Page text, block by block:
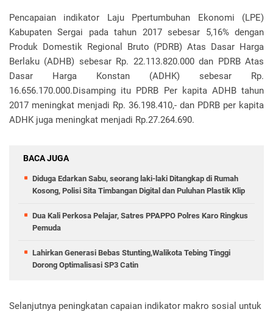
Pencapaian indikator Laju Ppertumbuhan Ekonomi (LPE)
Kabupaten Sergai pada tahun 2017 sebesar 5,16% dengan
Produk Domestik Regional Bruto (PDRB) Atas Dasar Harga
Berlaku (ADHB) sebesar Rp. 22.113.820.000 dan PDRB Atas
Dasar Harga Konstan (ADHK) sebesar Rp.
16.656.170.000.Disamping itu PDRB Per kapita ADHB tahun
2017 meningkat menjadi Rp. 36.198.410,- dan PDRB per kapita
ADHK juga meningkat menjadi Rp.27.264.690.
BACA JUGA
Diduga Edarkan Sabu, seorang laki-laki Ditangkap di Rumah
Kosong, Polisi Sita Timbangan Digital dan Puluhan Plastik Klip
Dua Kali Perkosa Pelajar, Satres PPAPPO Polres Karo Ringkus
Pemuda
Lahirkan Generasi Bebas Stunting,Walikota Tebing Tinggi
Dorong Optimalisasi SP3 Catin
Selanjutnya peningkatan capaian indikator makro sosial untuk